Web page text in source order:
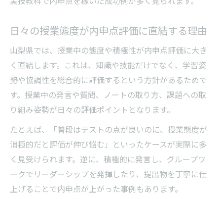
日々の授業態度が内申点評価に直結する理由
山梨県では、授業中の態度や積極性が内申点評価に大き
く直結します。これは、知識や技能だけでなく、学習姿
勢や協調性を総合的に評価するという方針があるためで
す。授業中の発言や質問、ノートの取り方、課題への取
り組み姿勢が日々の評価ポイントとなります。
たとえば、「普段はテストの点が良いのに、授業態度が
消極的だと評価が伸び悩む」といったケースが実際に多
く見受けられます。逆に、積極的に発言し、グループワ
ークでリーダーシップを発揮したり、提出物を丁寧に仕
上げることで内申点が上がった事例もあります。